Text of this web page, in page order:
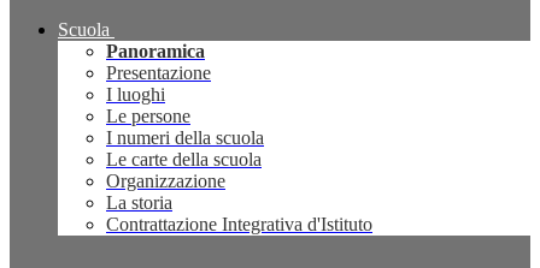
Scuola
Panoramica
Presentazione
I luoghi
Le persone
I numeri della scuola
Le carte della scuola
Organizzazione
La storia
Contrattazione Integrativa d'Istituto